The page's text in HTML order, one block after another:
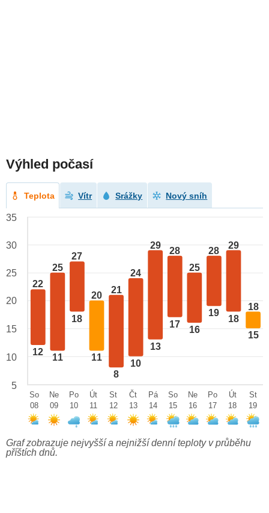
Výhled počasí
Teplota Vítr Srážky Nový sníh
22
12
25
11
27
18
20
11
21
8
24
10
29
13
28
17
25
16
28
19
29
18
18
15
35
30
25
20
15
10
5
So
08
Ne
09
Po
10
Út
11
St
12
Čt
13
Pá
14
So
15
Ne
16
Po
17
Út
18
St
19
Graf zobrazuje nejvyšší a nejnižší denní teploty v průběhu
příštích dnů.